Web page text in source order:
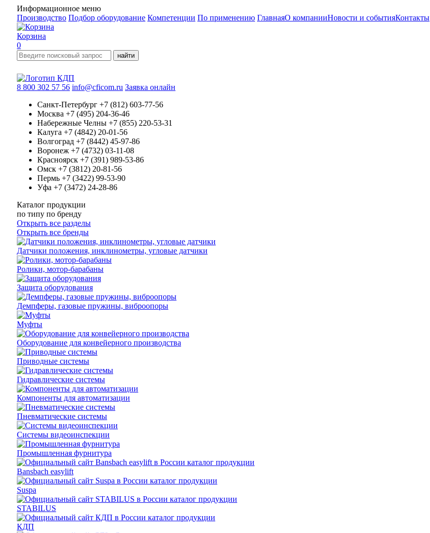
Информационное меню
Производство Подбор оборудование Компетенции По применению ГлавнаяО компанииНовости и событияКонтакты
Корзина
0
найти
8 800 302 57 56 info@cficom.ru Заявка онлайн
Санкт-Петербург +7 (812) 603-77-56
Москва +7 (495) 204-36-46
Набережные Челны +7 (855) 220-53-31
Калуга +7 (4842) 20-01-56
Волгоград +7 (8442) 45-97-86
Воронеж +7 (4732) 03-11-08
Красноярск +7 (391) 989-53-86
Омск +7 (3812) 20-81-56
Пермь +7 (3422) 99-53-90
Уфа +7 (3472) 24-28-86
Каталог продукции
по типу по бренду
Открыть все разделы
Открыть все бренды
Датчики положения, инклинометры, угловые датчики
Ролики, мотор-барабаны
Защита оборудования
Демпферы, газовые пружины, виброопоры
Муфты
Оборудование для конвейерного производства
Приводные системы
Гидравлические системы
Компоненты для автоматизации
Пневматические системы
Системы видеоинспекции
Промышленная фурнитура
Bansbach easylift
Suspa
STABILUS
КДП